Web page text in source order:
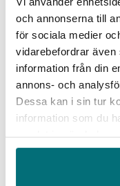
och annonserna till
för sociala medier
vidarebefordrar även
information från din
annons- och
Dessa kan i sin tur
information som du
från bland andra
Västmanland för
leveransförmåga
strategiskt viktiga
Resilient